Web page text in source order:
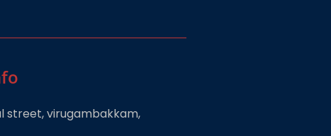
street, virugambakkam,